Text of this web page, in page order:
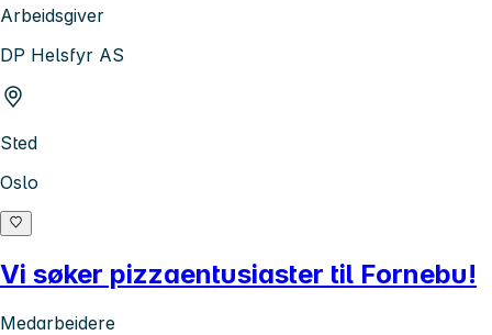
Arbeidsgiver
DP Helsfyr AS
Sted
Oslo
Vi søker pizzaentusiaster til Fornebu!
Medarbeidere